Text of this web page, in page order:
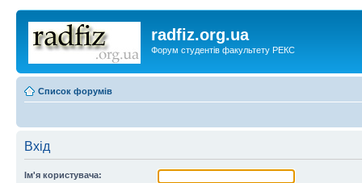
radfiz.org.ua
Форум студентів факультету РЕКС
Список форумів
Вхід
Ім'я користувача: